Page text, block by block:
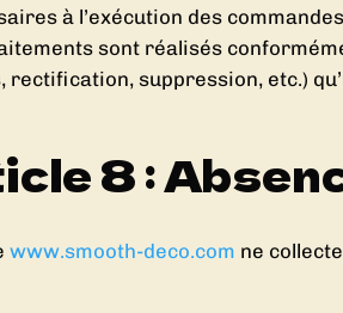
à l’exécution des
sont réalisés
rectification, suppression, etc.)
8 :
www.smooth-deco.com ne